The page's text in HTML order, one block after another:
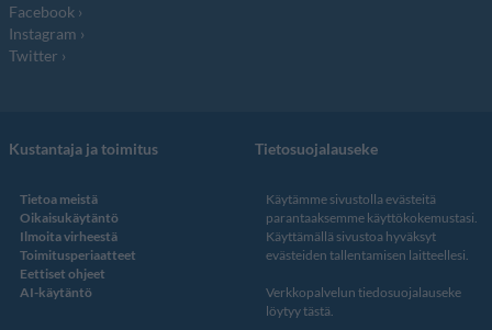
Facebook
Instagram
Twitter
Kustantaja ja toimitus
Tietoa meistä
Oikaisukäytäntö
Ilmoita virheestä
Toimitusperiaatteet
Eettiset ohjeet
AI-käytäntö
Tietosuojalauseke
Käytämme sivustolla evästeitä
parantaaksemme käyttökokemustasi.
Käyttämällä sivustoa hyväksyt
evästeiden tallentamisen laitteellesi.
Verkkopalvelun tiedosuojalauseke
löytyy tästä